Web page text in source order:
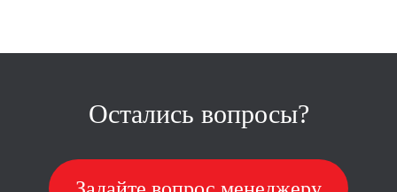
Остались вопросы?